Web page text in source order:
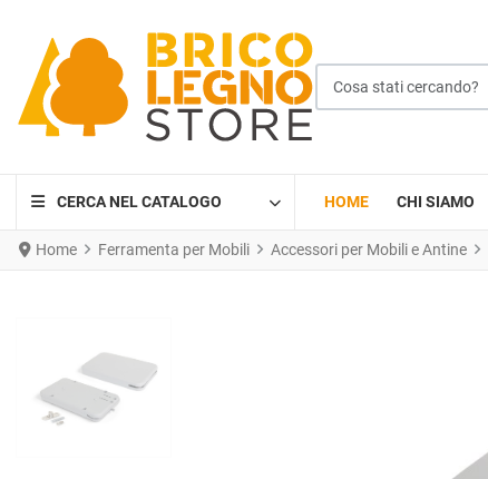
CERCA NEL CATALOGO HOME CHI SIAMO
Home Ferramenta per Mobili Accessori per Mobili e Antine